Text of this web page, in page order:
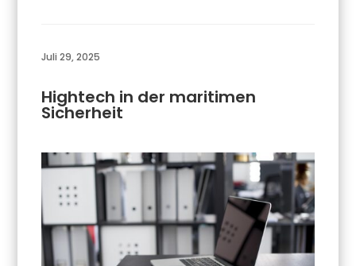
Juli 29, 2025
Hightech in der maritimen
Sicherheit